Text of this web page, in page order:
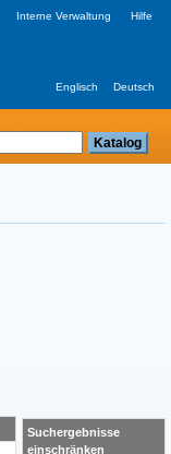
Interne Verwaltung Hilfe
Englisch Deutsch
Suchergebnisse
einschränken